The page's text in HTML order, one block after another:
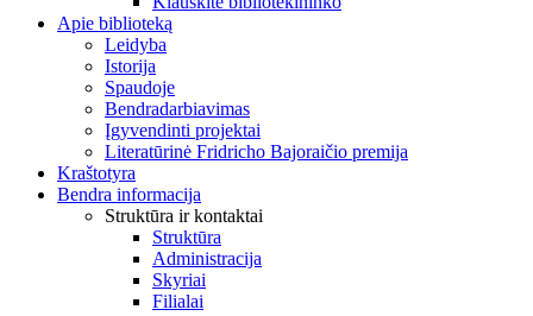
Apie biblioteką
Leidyba
Istorija
Spaudoje
Bendradarbiavimas
Įgyvendinti projektai
Literatūrinė Fridricho Bajoraičio premija
Kraštotyra
Bendra informacija
Struktūra ir kontaktai
Struktūra
Administracija
Skyriai
Filialai